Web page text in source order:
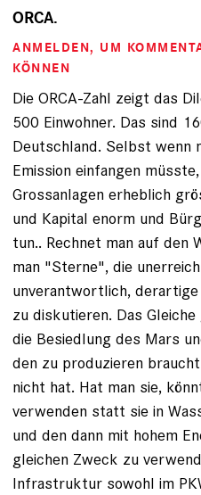
ORCA.
ANMELDEN, UM
KÖNNEN
Die ORCA-Zahl zeigt das
500 Einwohner. Das sind
Deutschland. Selbst wenn
Emission einfangen
Grossanlagen erheblich
und Kapital enorm und
tun.. Rechnet man auf den
man "Sterne", die
unverantwortlich,
zu diskutieren. Das
die Besiedlung des Mars
den zu produzieren
nicht hat. Hat man sie,
verwenden statt sie in
und den dann mit hohem
gleichen Zweck zu
Infrastruktur sowohl im